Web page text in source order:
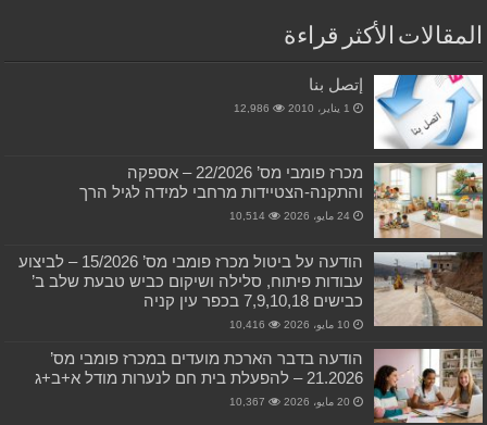
المقالات الأكثر قراءة
إتصل بنا
1 يناير، 2010 12,986
מכרז פומבי מס’ 22/2026 – אספקה
והתקנה-הצטיידות מרחבי למידה לגיל הרך
24 مايو، 2026 10,514
הודעה על ביטול מכרז פומבי מס’ 15/2026 – לביצוע
עבודות פיתוח, סלילה ושיקום כביש טבעת שלב ב’
כבישים 7,9,10,18 בכפר עין קניה
10 مايو، 2026 10,416
הודעה בדבר הארכת מועדים במכרז פומבי מס’
21.2026 – להפעלת בית חם לנערות מודל א+ב+ג
20 مايو، 2026 10,367